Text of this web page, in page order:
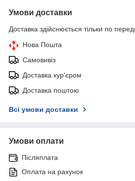
Умови доставки
Доставка здійснюється тільки по
Нова Пошта
Самовивіз
Доставка кур'єром
Доставка поштою
Всі умови доставки
Умови оплати
Післяплата
Оплата на рахунок